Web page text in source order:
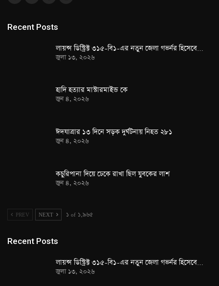
Recent Posts
লায়ন্স ডিস্ট্রিক্ট ৩১৫-বি১-এর নতুন জেলা গভর্নর হিসেবে…
জুলা ১৩, ২০২৬
হাদি হত্যার মাস্টারমাইন্ড কে
জুন ৪, ২০২৬
ঈদযাত্রার ১৩ দিনে সড়ক দুর্ঘটনায় নিহত ২৮১
জুন ৪, ২০২৬
কচুরিপানা দিয়ে ঢেকে রাখা ছিল যুবকের লাশ
জুন ৪, ২০২৬
PREV NEXT ১ of ১,৯৬৫
Recent Posts
লায়ন্স ডিস্ট্রিক্ট ৩১৫-বি১-এর নতুন জেলা গভর্নর হিসেবে…
জুলা ১৩, ২০২৬